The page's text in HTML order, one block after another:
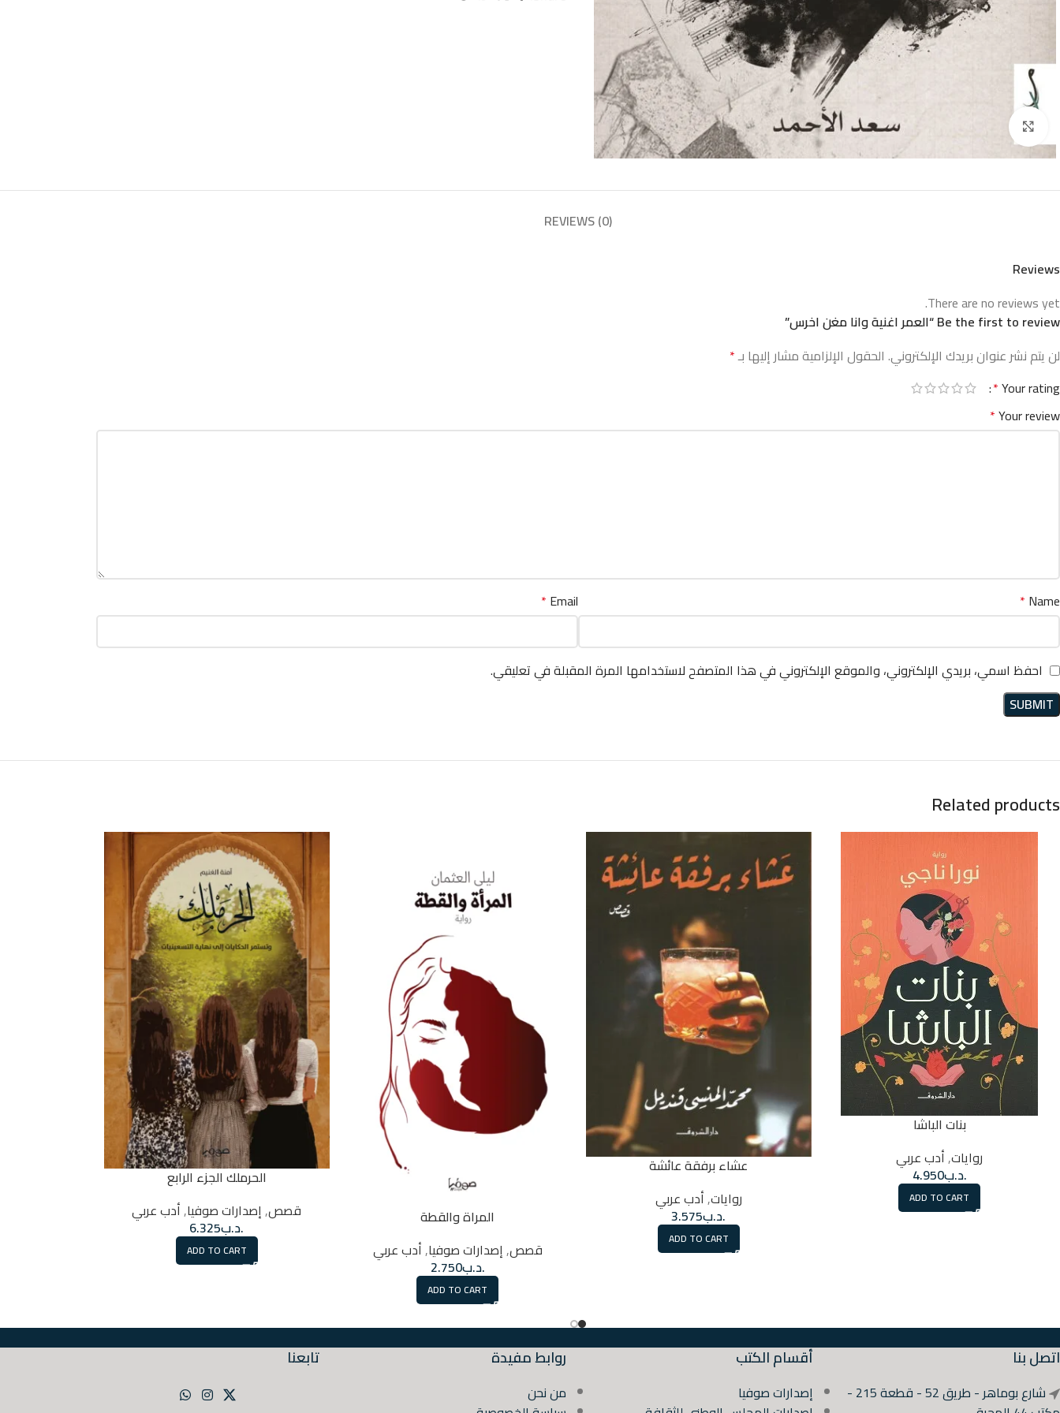
REVIEWS (0)
Reviews
There are no reviews yet.
Be the first to review “العمر اغنية وانا مغن اخرس”
لن يتم نشر عنوان بريدك الإلكتروني. الحقول الإلزامية مشار إليها بـ*
Your rating
*
Your review
*
Name
*
Email
*
احفظ اسمي، بريدي الإلكتروني، والموقع الإلكتروني في هذا المتصفح لاستخدامها المرة المقبلة في تعليقي.
Related products
بنات الباشا
روايات,أدب عربي
.د.ب4.950
ADD TO CART
عشاء برفقة عائشة
روايات,أدب عربي
.د.ب3.575
ADD TO CART
المراة والقطة
قصص,إصدارات صوفيا,أدب عربي
.د.ب2.750
ADD TO CART
الحرملك الجزء الرابع
قصص,إصدارات صوفيا,أدب عربي
.د.ب6.325
ADD TO CART
اتصل بنا
شارع بوماهر - طريق 52 - قطعة 215 -
أقسام الكتب
إصدارات صوفيا
روابط مفيدة
من نحن
تابعنا